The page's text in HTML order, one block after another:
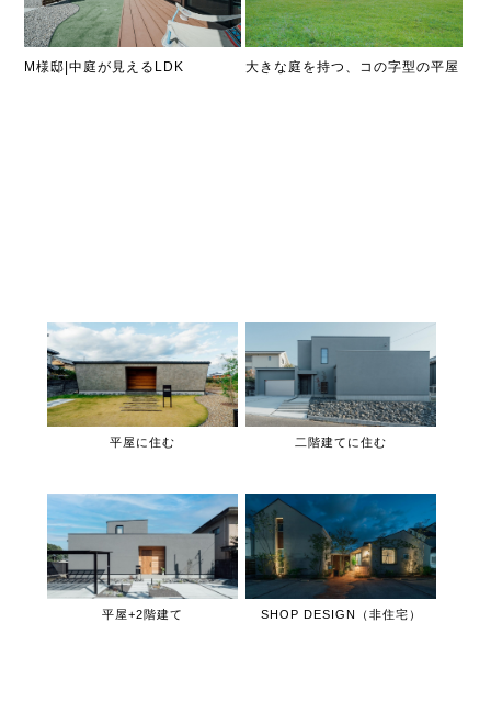
M様邸|中庭が見えるLDK 大きな庭を持つ、コの字型の平屋
平屋に住む 二階建てに住む
平屋+2階建て SHOP DESIGN（非住宅）